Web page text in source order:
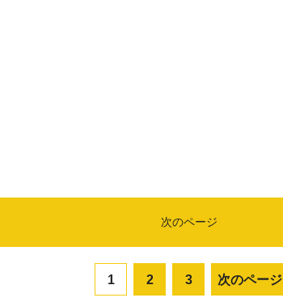
次のページ
1 2 3 次のページ